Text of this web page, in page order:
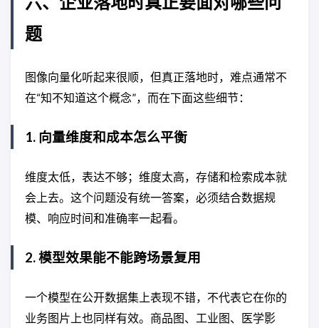
题
图像向量化听起来很顺，但真正落地时，难点通常不
在“知不知道这个概念”，而在下面这些细节：
1. 向量维度和成本怎么平衡
维度太低，表达不够；维度太高，存储和检索成本就
会上去。这个问题没有统一答案，必须结合数据规
模、响应时间和准确率一起看。
2. 模型效果能不能跨场景复用
一个模型在公开数据集上表现不错，不代表它在你的
业务图片上也同样有效。商品图、工业图、医学影